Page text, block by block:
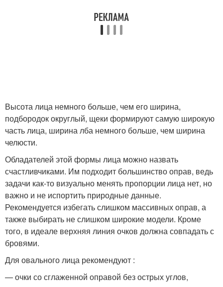
Высота лица немного больше, чем его ширина,
подбородок округлый, щеки формируют самую широкую
часть лица, ширина лба немного больше, чем ширина
челюсти.
Обладателей этой формы лица можно назвать
счастливчиками. Им подходит большинство оправ, ведь
задачи как-то визуально менять пропорции лица нет, но
важно и не испортить природные данные.
Рекомендуется избегать слишком массивных оправ, а
также выбирать не слишком широкие модели. Кроме
того, в идеале верхняя линия очков должна совпадать с
бровями.
Для овального лица рекомендуют :
— очки со сглаженной оправой без острых углов,